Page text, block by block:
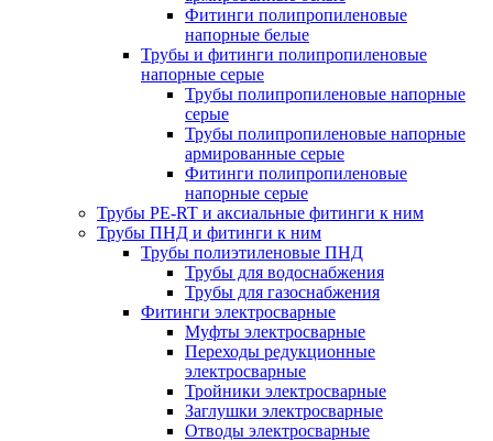
Фитинги полипропиленовые
напорные белые
Трубы и фитинги полипропиленовые
напорные серые
Трубы полипропиленовые напорные
серые
Трубы полипропиленовые напорные
армированные серые
Фитинги полипропиленовые
напорные серые
Трубы PE-RT и аксиальные фитинги к ним
Трубы ПНД и фитинги к ним
Трубы полиэтиленовые ПНД
Трубы для водоснабжения
Трубы для газоснабжения
Фитинги электросварные
Муфты электросварные
Переходы редукционные
электросварные
Тройники электросварные
Заглушки электросварные
Отводы электросварные